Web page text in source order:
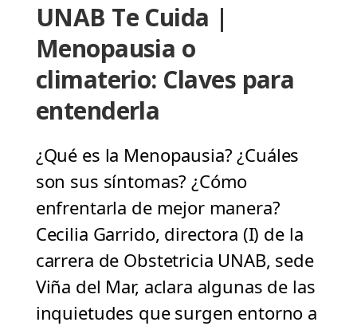
UNAB Te Cuida |
Menopausia o
climaterio: Claves para
entenderla
¿Qué es la Menopausia? ¿Cuáles
son sus síntomas? ¿Cómo
enfrentarla de mejor manera?
Cecilia Garrido, directora (I) de la
carrera de Obstetricia UNAB, sede
Viña del Mar, aclara algunas de las
inquietudes que surgen entorno a